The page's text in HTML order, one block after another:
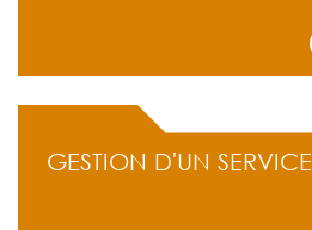
GESTION D'UN SERVICE